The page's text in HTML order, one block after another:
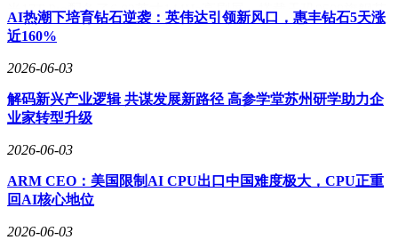
米17T Pro配备了6.83英寸144Hz高刷屏，搭载天玑9500旗舰芯
片，内置7000mAh巨无霸电池，支持100W有线快充与50W无
线快充，确保用户在使用过程中享受流畅体验与持久续航。而
小米17T则采用6.59英寸120Hz高刷屏，搭载天玑8500-Ultra芯
日常使用需求。
AI热潮下培育钻石逆袭：英伟达引领新风口，惠丰钻石5天涨
近160%
2026-06-03
解码新兴产业逻辑 共谋发展新路径 高参学堂苏州研学助力企
业家转型升级
2026-06-03
ARM CEO：美国限制AI CPU出口中国难度极大，CPU正重
回AI核心地位
2026-06-03